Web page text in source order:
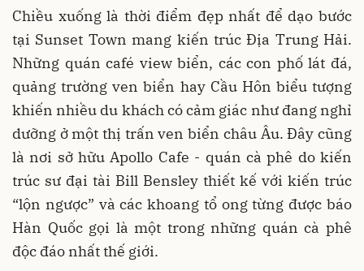
Chiều xuống là thời điểm đẹp nhất để dạo bước
tại Sunset Town mang kiến trúc Địa Trung Hải.
Những quán café view biển, các con phố lát đá,
quảng trường ven biển hay Cầu Hôn biểu tượng
khiến nhiều du khách có cảm giác như đang nghỉ
dưỡng ở một thị trấn ven biển châu Âu. Đây cũng
là nơi sở hữu Apollo Cafe - quán cà phê do kiến
trúc sư đại tài Bill Bensley thiết kế với kiến trúc
“lộn ngược” và các khoang tổ ong từng được báo
Hàn Quốc gọi là một trong những quán cà phê
độc đáo nhất thế giới.